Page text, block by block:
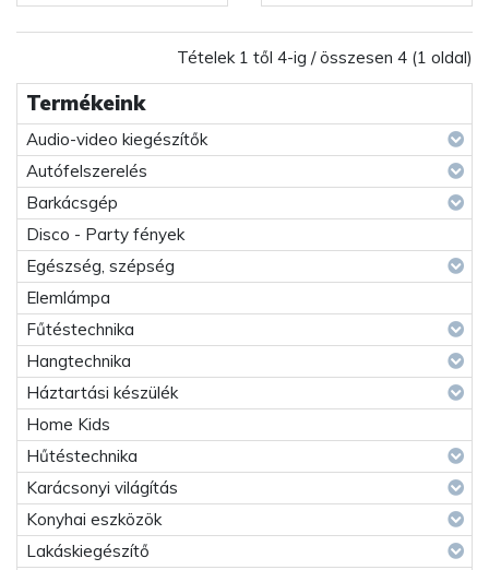
Termékeink
Audio-video kiegészítők
Autófelszerelés
Barkácsgép
Disco - Party fények
Egészség, szépség
Elemlámpa
Fűtéstechnika
Hangtechnika
Háztartási készülék
Home Kids
Hűtéstechnika
Karácsonyi világítás
Konyhai eszközök
Lakáskiegészítő
Tételek 1 től 4-ig / összesen 4 (1 oldal)